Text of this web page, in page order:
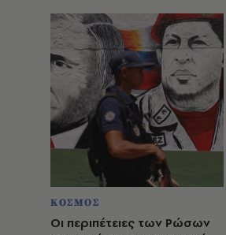
ΚΟΣΜΟΣ
Οι περιπέτειες των Ρώσων